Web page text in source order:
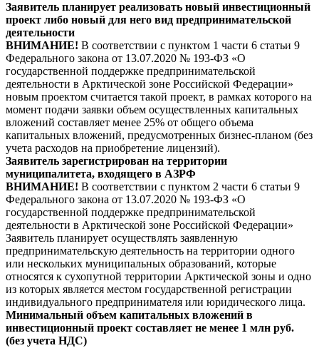
Заявитель планирует реализовать новый инвестиционный
проект либо новый для него вид предпринимательской
деятельности
ВНИМАНИЕ! В соответствии с пунктом 1 части 6 статьи 9
Федерального закона от 13.07.2020 № 193-ФЗ «О
государственной поддержке предпринимательской
деятельности в Арктической зоне Российской Федерации»
новым проектом считается такой проект, в рамках которого на
момент подачи заявки объем осуществленных капитальных
вложений составляет менее 25% от общего объема
капитальных вложений, предусмотренных бизнес-планом (без
учета расходов на приобретение лицензий).
Заявитель зарегистрирован на территории
муниципалитета, входящего в АЗРФ
ВНИМАНИЕ! В соответствии с пунктом 2 части 6 статьи 9
Федерального закона от 13.07.2020 № 193-ФЗ «О
государственной поддержке предпринимательской
деятельности в Арктической зоне Российской Федерации»
Заявитель планирует осуществлять заявленную
предпринимательскую деятельность на территории одного
или нескольких муниципальных образований, которые
относятся к сухопутной территории Арктической зоны и одно
из которых является местом государственной регистрации
индивидуального предпринимателя или юридического лица.
Минимальный объем капитальных вложений в
инвестиционный проект составляет не менее 1 млн руб.
(без учета НДС)